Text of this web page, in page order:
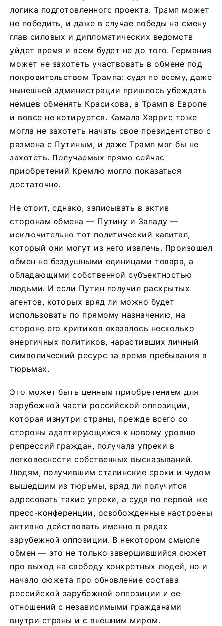
логика подготовленного проекта. Трамп может
не победить, и даже в случае победы на смену
глав силовых и дипломатических ведомств
уйдет время и всем будет не до того. Германия
может не захотеть участвовать в обмене под
покровительством Трампа: судя по всему, даже
нынешней администрации пришлось убеждать
немцев обменять Красикова, а Трамп в Европе
и вовсе не котируется. Камала Харрис тоже
могла не захотеть начать свое президентство с
размена с Путиным, и даже Трамп мог бы не
захотеть. Получаемых прямо сейчас
приобретений Кремлю могло показаться
достаточно.
Не стоит, однако, записывать в актив
сторонам обмена — Путину и Западу —
исключительно тот политический капитал,
который они могут из него извлечь. Произошел
обмен не бездушными единицами товара, а
обладающими собственной субъектностью
людьми. И если Путин получил раскрытых
агентов, которых вряд ли можно будет
использовать по прямому назначению, на
стороне его критиков оказалось несколько
энергичных политиков, нарастивших личный
символический ресурс за время пребывания в
тюрьмах.
Это может быть ценным приобретением для
зарубежной части российской оппозиции,
которая изнутри страны, прежде всего со
стороны адаптирующихся к новому уровню
репрессий граждан, получала упреки в
легковесности собственных высказываний.
Людям, получившим сталинские сроки и чудом
вышедшим из тюрьмы, вряд ли получится
адресовать такие упреки, а судя по первой же
пресс-конференции, освобожденные настроены
активно действовать именно в рядах
зарубежной оппозиции. В некотором смысле
обмен — это не только завершившийся сюжет
про выход на свободу конкретных людей, но и
начало сюжета про обновление состава
российской зарубежной оппозиции и ее
отношений с независимыми гражданами
внутри страны и с внешним миром.